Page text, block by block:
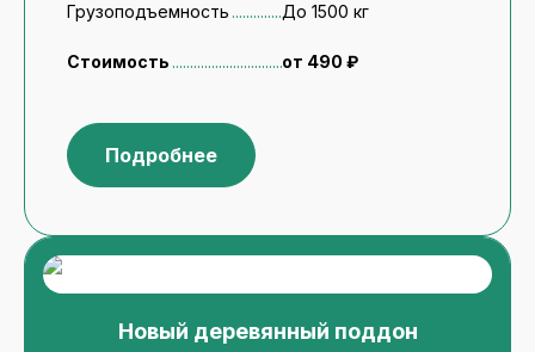
Грузоподъемность До 1500 кг
Стоимость от 490 ₽
Подробнее
Новый деревянный поддон